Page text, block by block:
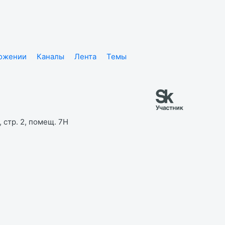
Каналы Лента
Темы
стр. 2, помещ. 7Н